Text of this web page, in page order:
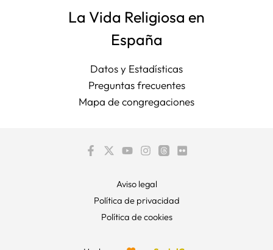
La Vida Religiosa en
España
Datos y Estadísticas
Preguntas frecuentes
Mapa de congregaciones
Aviso legal
Política de privacidad
Política de cookies